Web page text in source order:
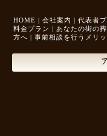
HOME | 会社案内 | 代表者
料金プラン | あなたの街の
方へ | 事前相談を行うメリッ